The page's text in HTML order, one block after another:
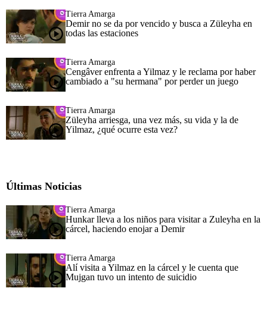
Tierra Amarga
Demir no se da por vencido y busca a Züleyha en
todas las estaciones
Tierra Amarga
Cengâver enfrenta a Yilmaz y le reclama por haber
cambiado a "su hermana" por perder un juego
Tierra Amarga
Züleyha arriesga, una vez más, su vida y la de
Yilmaz, ¿qué ocurre esta vez?
Últimas Noticias
Tierra Amarga
Hunkar lleva a los niños para visitar a Zuleyha en la
cárcel, haciendo enojar a Demir
Tierra Amarga
Alí visita a Yilmaz en la cárcel y le cuenta que
Mujgan tuvo un intento de suicidio